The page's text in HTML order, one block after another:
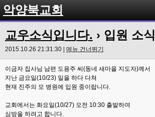
악양북교회
교우소식입니다. › 입원 소식
2015.10.26 21:31:30 | 메뉴 건너뛰기
이금자 집사님 남편 도용주 씨(동네 새마을 지도자)께서
지난 금요일(10/23) 일을 하다 다쳐
현재 진주의 모 병원에 입원 중이랍니다.
교회에서는 화요일(10/27) 오전 10:30 출발하여
심방을 하려고 합니다.